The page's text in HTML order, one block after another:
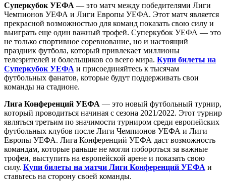
Суперкубок УЕФА — это матч между победителями Лиги
Чемпионов УЕФА и Лиги Европы УЕФА. Этот матч является
прекрасной возможностью для команд показать свою силу и
выиграть еще один важный трофей. Суперкубок УЕФА — это
не только спортивное соревнование, но и настоящий
праздник футбола, который привлекает миллионы
телезрителей и болельщиков со всего мира. Купи билеты на
Суперкубок УЕФА и присоединяйтесь к тысячам
футбольных фанатов, которые будут поддерживать свои
команды на стадионе.
Лига Конференций УЕФА — это новый футбольный турнир,
который проводиться начиная с сезона 2021/2022. Этот турнир
являться третьим по значимости турниром среди европейских
футбольных клубов после Лиги Чемпионов УЕФА и Лиги
Европы УЕФА. Лига Конференций УЕФА даст возможность
командам, которые раньше не могли побороться за важные
трофеи, выступить на европейской арене и показать свою
силу. Купи билеты на матчи Лиги Конференций УЕФА и
ставьтесь на сторону своей команды.